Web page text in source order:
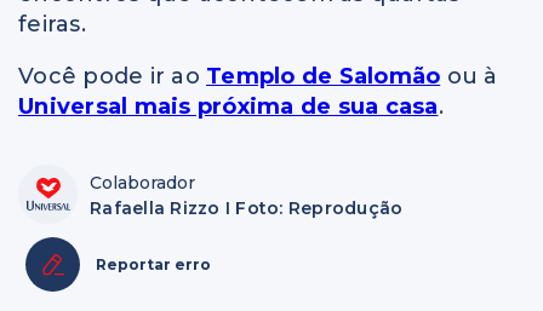
feiras.
Você pode ir ao Templo de Salomão ou à
Universal mais próxima de sua casa.
Colaborador
Rafaella Rizzo I Foto: Reprodução
Reportar erro